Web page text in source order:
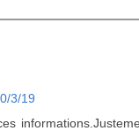
3/19